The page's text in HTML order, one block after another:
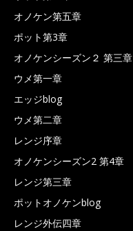
オノケン第五章
ポット第3章
オノケンシーズン２ 第三章
ウメ第一章
エッジblog
ウメ第二章
レンジ序章
オノケンシーズン2 第4章
レンジ第三章
ポットオノケンblog
レンジ外伝四章